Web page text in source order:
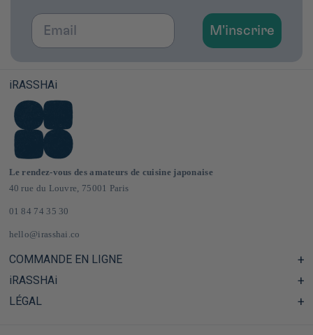
Email
M'inscrire
iRASSHAi
Le rendez-vous des amateurs de cuisine japonaise
40 rue du Louvre, 75001 Paris
01 84 74 35 30
hello@irasshai.co
COMMANDE EN LIGNE
Centre d'aide & FAQ
Livraison et frais de port en France & Europe
iRASSHAi
Les horaires du 40 rue du Louvre, Paris
LÉGAL